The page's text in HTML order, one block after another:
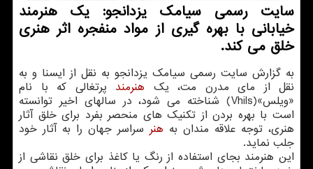
سایت رسمی سیامک یزدانجو: یک هنرمند
خیابانی با بهره گیری از مواد منفجره اثر هنری
خلق می کند.
به گزارش سایت رسمی سیامک یزدانجو به نقل از ایسنا و به
نقل از مای مدرن مت، یک هنرمند پرتغالی که با نام
«ویلس»(Vhils) شناخته می شود، در سالهای اخیر توانسته
است با بهره بردن از تکنیک های منحصر بفرد برای خلق آثار
هنری، توجه علاقه مندان به هنر سراسر جهان را به آثار خود
جلب نماید.
این هنرمند بجای استفاده از رنگ یا کاغذ برای خلق نقاشی از